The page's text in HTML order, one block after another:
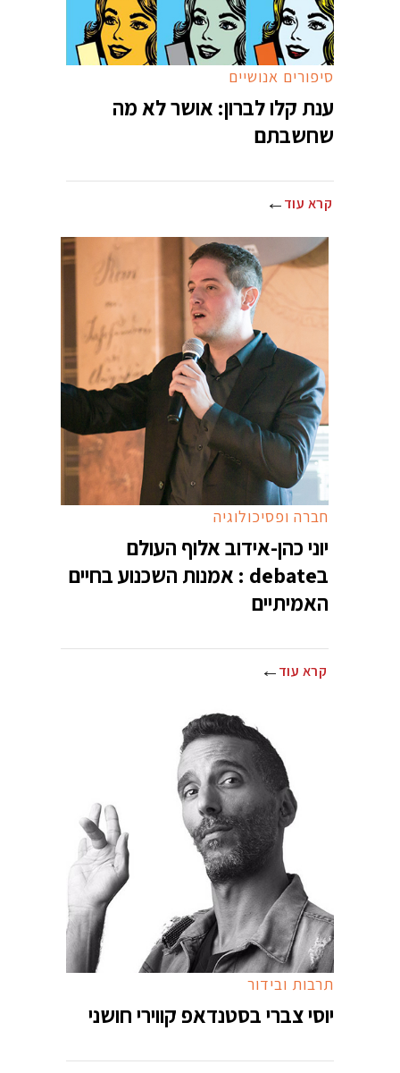
סיפורים אנושיים
ענת קלו לברון: אושר לא מה
שחשבתם
קרא עוד
חברה ופסיכולוגיה
יוני כהן-אידוב אלוף העולם
בdebate : אמנות השכנוע בחיים
האמיתיים
קרא עוד
תרבות ובידור
יוסי צברי בסטנדאפ קווירי חושני